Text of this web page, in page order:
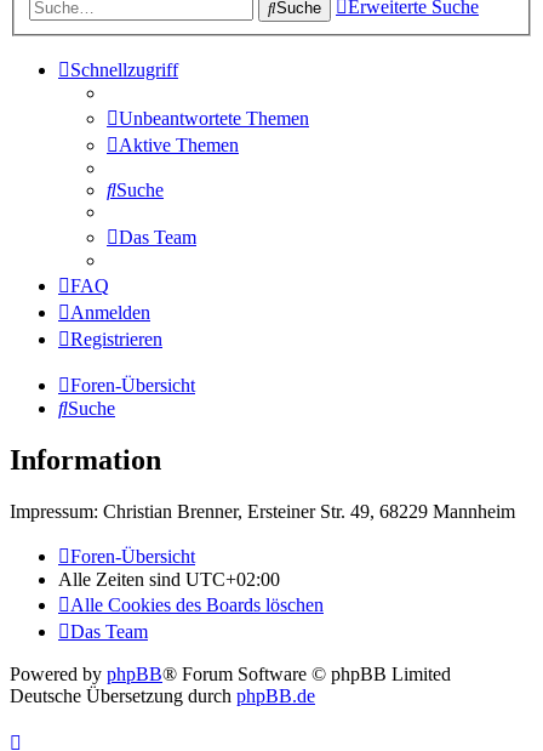
Suche Erweiterte Suche
Schnellzugriff
Unbeantwortete Themen
Aktive Themen
Suche
Das Team
FAQ
Anmelden
Registrieren
Foren-Übersicht
Suche
Information
Impressum: Christian Brenner, Ersteiner Str. 49, 68229 Mannheim
Foren-Übersicht
Alle Zeiten sind UTC+02:00
Alle Cookies des Boards löschen
Das Team
Powered by phpBB® Forum Software © phpBB Limited
Deutsche Übersetzung durch phpBB.de